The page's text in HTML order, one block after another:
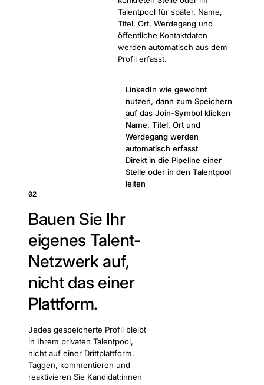
Talentpool für später. Name,
Titel, Ort, Werdegang und
öffentliche Kontaktdaten
werden automatisch aus dem
Profil erfasst.
LinkedIn wie gewohnt
nutzen, dann zum Speichern
auf das Join-Symbol klicken
Name, Titel, Ort und
Werdegang werden
automatisch erfasst
Direkt in die Pipeline einer
Stelle oder in den Talentpool
leiten
02
Bauen Sie Ihr
eigenes Talent-
Netzwerk auf,
nicht das einer
Plattform.
Jedes gespeicherte Profil bleibt
in Ihrem privaten Talentpool,
nicht auf einer Drittplattform.
Taggen, kommentieren und
reaktivieren Sie Kandidat:innen